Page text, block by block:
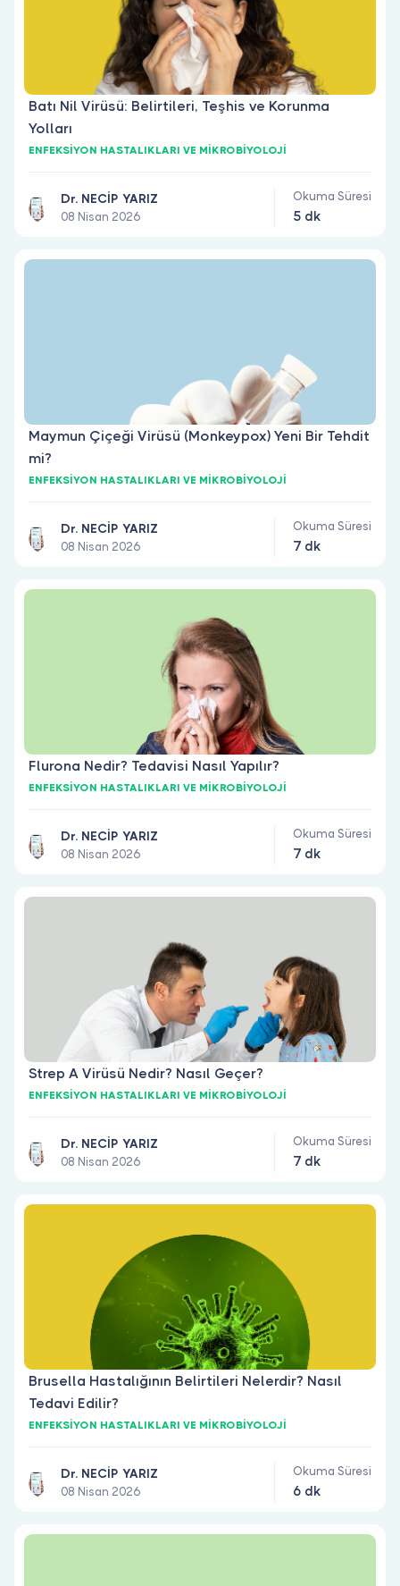
Batı Nil Virüsü: Belirtileri, Teşhis ve Korunma
Yolları
ENFEKSİYON HASTALIKLARI VE MİKROBİYOLOJİ
Dr. NECİP YARIZ
08 Nisan 2026
Okuma Süresi
5 dk
Maymun Çiçeği Virüsü (Monkeypox) Yeni Bir Tehdit
mi?
ENFEKSİYON HASTALIKLARI VE MİKROBİYOLOJİ
Dr. NECİP YARIZ
08 Nisan 2026
Okuma Süresi
7 dk
Flurona Nedir? Tedavisi Nasıl Yapılır?
ENFEKSİYON HASTALIKLARI VE MİKROBİYOLOJİ
Dr. NECİP YARIZ
08 Nisan 2026
Okuma Süresi
7 dk
Strep A Virüsü Nedir? Nasıl Geçer?
ENFEKSİYON HASTALIKLARI VE MİKROBİYOLOJİ
Dr. NECİP YARIZ
08 Nisan 2026
Okuma Süresi
7 dk
Brusella Hastalığının Belirtileri Nelerdir? Nasıl
Tedavi Edilir?
ENFEKSİYON HASTALIKLARI VE MİKROBİYOLOJİ
Dr. NECİP YARIZ
08 Nisan 2026
Okuma Süresi
6 dk